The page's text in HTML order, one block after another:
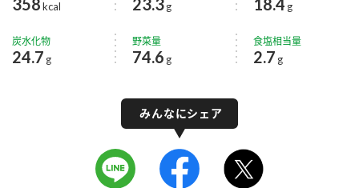
358kcal 23.3g 18.4 g
炭水化物
24.7 g
野菜量
74.6 g
食塩相当量
2.7 g